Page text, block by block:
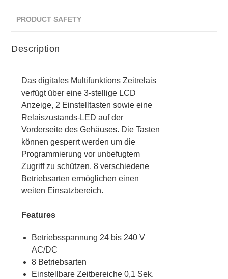
PRODUCT SAFETY
Description
Das digitales Multifunktions Zeitrelais
verfügt über eine 3-stellige LCD
Anzeige, 2 Einstelltasten sowie eine
Relaiszustands-LED auf der
Vorderseite des Gehäuses. Die Tasten
können gesperrt werden um die
Programmierung vor unbefugtem
Zugriff zu schützen. 8 verschiedene
Betriebsarten ermöglichen einen
weiten Einsatzbereich.
Features
Betriebsspannung 24 bis 240 V
AC/DC
8 Betriebsarten
Einstellbare Zeitbereiche 0,1 Sek.